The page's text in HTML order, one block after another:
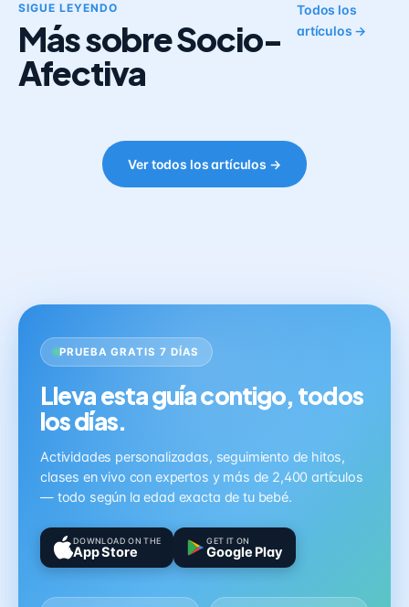
SIGUE LEYENDO
Más sobre Socio-
Afectiva
Todos los
artículos →
Ver todos los artículos →
PRUEBA GRATIS 7 DÍAS
Lleva esta guía contigo, todos
los días.
Actividades personalizadas, seguimiento de hitos,
clases en vivo con expertos y más de 2,400 artículos
— todo según la edad exacta de tu bebé.
DOWNLOAD ON THE
App Store
GET IT ON
Google Play